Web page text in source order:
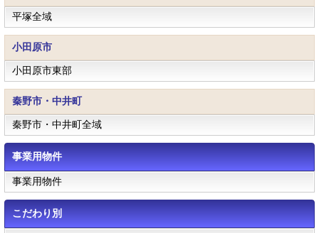
平塚全域
小田原市
小田原市東部
秦野市・中井町
秦野市・中井町全域
事業用物件
事業用物件
こだわり別